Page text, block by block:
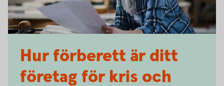
Hur förberett är ditt
företag för kris och